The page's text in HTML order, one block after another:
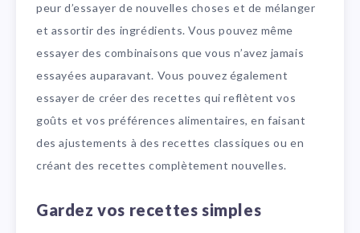
peur d’essayer de nouvelles choses et de mélanger
et assortir des ingrédients. Vous pouvez même
essayer des combinaisons que vous n’avez jamais
essayées auparavant. Vous pouvez également
essayer de créer des recettes qui reflètent vos
goûts et vos préférences alimentaires, en faisant
des ajustements à des recettes classiques ou en
créant des recettes complètement nouvelles.
Gardez vos recettes simples